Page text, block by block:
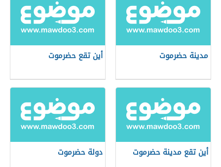
مدينة حضرموت أين تقع حضرموت
أين تقع مدينة حضرموت دولة حضرموت